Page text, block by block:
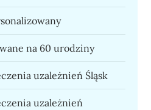
na 60 urodziny
uzależnień Śląsk
uzależnień